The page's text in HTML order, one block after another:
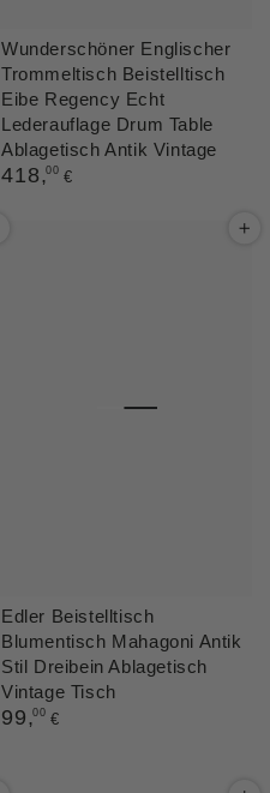
Wunderschöner Englischer
Trommeltisch Beistelltisch
Eibe Regency Echt
Lederauflage Drum Table
Ablagetisch Antik Vintage
Regulärer
418,00 €
Edler Beistelltisch
Blumentisch Mahagoni Antik
Stil Dreibein Ablagetisch
Vintage Tisch
Regulärer
99,00 €